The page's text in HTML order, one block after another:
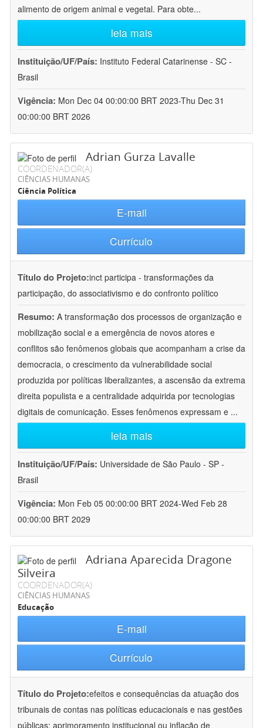
alimento de origem animal e vegetal. Para obte...
leia mais
Instituição/UF/País: Instituto Federal Catarinense - SC -
Brasil
Vigência: Mon Dec 04 00:00:00 BRT 2023-Thu Dec 31
00:00:00 BRT 2026
Adrian Gurza Lavalle
COORDENADOR(A)
CIÊNCIAS HUMANAS
Ciência Política
E-mail
Currículo
Título do Projeto:inct participa - transformações da
participação, do associativismo e do confronto político
Resumo: A transformação dos processos de organização e
mobilização social e a emergência de novos atores e
conflitos são fenômenos globais que acompanham a crise da
democracia, o crescimento da vulnerabilidade social
produzida por políticas liberalizantes, a ascensão da extrema
direita populista e a centralidade adquirida por tecnologias
digitais de comunicação. Esses fenômenos expressam e ...
leia mais
Instituição/UF/País: Universidade de São Paulo - SP -
Brasil
Vigência: Mon Feb 05 00:00:00 BRT 2024-Wed Feb 28
00:00:00 BRT 2029
Adriana Aparecida Dragone
Silveira
COORDENADOR(A)
CIÊNCIAS HUMANAS
Educação
E-mail
Currículo
Título do Projeto:efeitos e consequências da atuação dos
tribunais de contas nas políticas educacionais e nas gestões
públicas: aprimoramento institucional ou inflação de